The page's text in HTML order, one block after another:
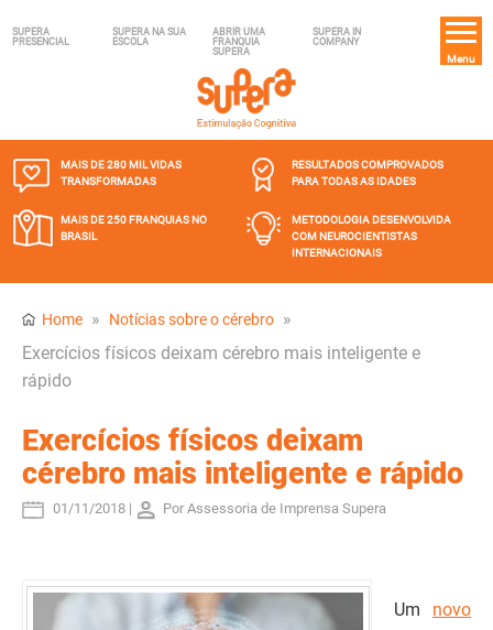
SUPERA
PRESENCIAL
SUPERA NA SUA
ESCOLA
ABRIR UMA
FRANQUIA
SUPERA
SUPERA IN
COMPANY
Menu
MAIS DE 280 MILVIDAS
TRANSFORMADAS
RESULTADOS COMPROVADOS
PARA TODAS AS IDADES
MAIS DE 250 FRANQUIASNO
BRASIL
METODOLOGIA DESENVOLVIDA
COM NEUROCIENTISTAS
INTERNACIONAIS
Home » Notícias sobre o cérebro »
Exercícios físicos deixam cérebro mais inteligente e
rápido
Exercícios físicos deixam
cérebro mais inteligente e rápido
01/11/2018 | Por Assessoria de Imprensa Supera
Um novo